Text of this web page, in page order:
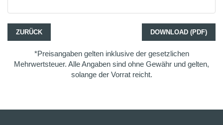
ZURÜCK DOWNLOAD (PDF)
*Preisangaben gelten inklusive der gesetzlichen
Mehrwertsteuer. Alle Angaben sind ohne Gewähr und gelten,
solange der Vorrat reicht.